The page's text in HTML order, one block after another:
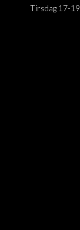
Tirsdag 17-19